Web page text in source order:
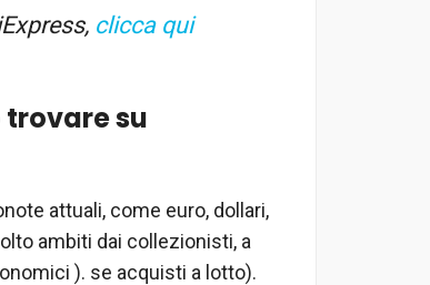
clicca qui
trovare su
attuali, come euro, dollari,
ambiti dai collezionisti, a
). se acquisti a lotto).